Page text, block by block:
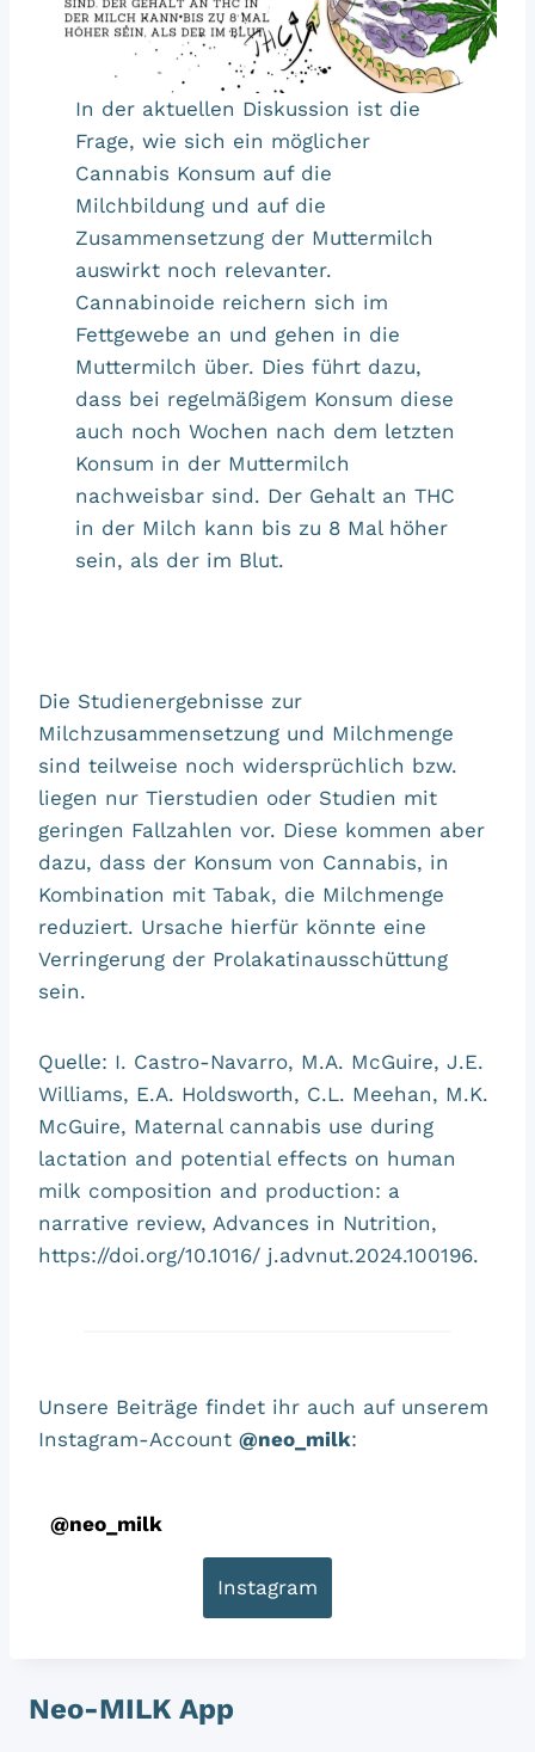
In der aktuellen Diskussion ist die
Frage, wie sich ein möglicher
Cannabis Konsum auf die
Milchbildung und auf die
Zusammensetzung der Muttermilch
auswirkt noch relevanter.
Cannabinoide reichern sich im
Fettgewebe an und gehen in die
Muttermilch über. Dies führt dazu,
dass bei regelmäßigem Konsum diese
auch noch Wochen nach dem letzten
Konsum in der Muttermilch
nachweisbar sind. Der Gehalt an THC
in der Milch kann bis zu 8 Mal höher
sein, als der im Blut.
Die Studienergebnisse zur
Milchzusammensetzung und Milchmenge
sind teilweise noch widersprüchlich bzw.
liegen nur Tierstudien oder Studien mit
geringen Fallzahlen vor. Diese kommen aber
dazu, dass der Konsum von Cannabis, in
Kombination mit Tabak, die Milchmenge
reduziert. Ursache hierfür könnte eine
Verringerung der Prolakatinausschüttung
sein.
Quelle: I. Castro-Navarro, M.A. McGuire, J.E.
Williams, E.A. Holdsworth, C.L. Meehan, M.K.
McGuire, Maternal cannabis use during
lactation and potential effects on human
milk composition and production: a
narrative review, Advances in Nutrition,
https://doi.org/10.1016/ j.advnut.2024.100196.
Unsere Beiträge findet ihr auch auf unserem
Instagram-Account @neo_milk:
@neo_milk
Instagram
Neo-MILK App